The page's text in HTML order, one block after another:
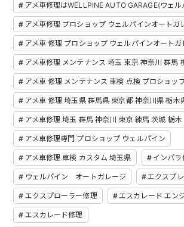
アメ車修理はWELLPINE AUTO GARAGE(ウェル
アメ車修理 プロショップ ウェルパインオートガ
アメ車 修理 プロショップ ウェルパインオートガ
アメ車修理 メンテナンス 埼玉 東京 神奈川 群馬
アメ車 修理 メンテナンス 車検 点検 プロショッ
アメ車 修理 埼玉県 群馬県 東京都 神奈川県 栃木
アメ車修理 埼玉 群馬 神奈川 東京 練馬 茨城 栃木
アメ車修理専門 プロショップ ウェルパイン
アメ車修理 車検 カスタム 埼玉県 インパラ
ウェルパイン オートガレージ エクスプ
エクスプローラー修理 エスカレード エン
エスカレード修理